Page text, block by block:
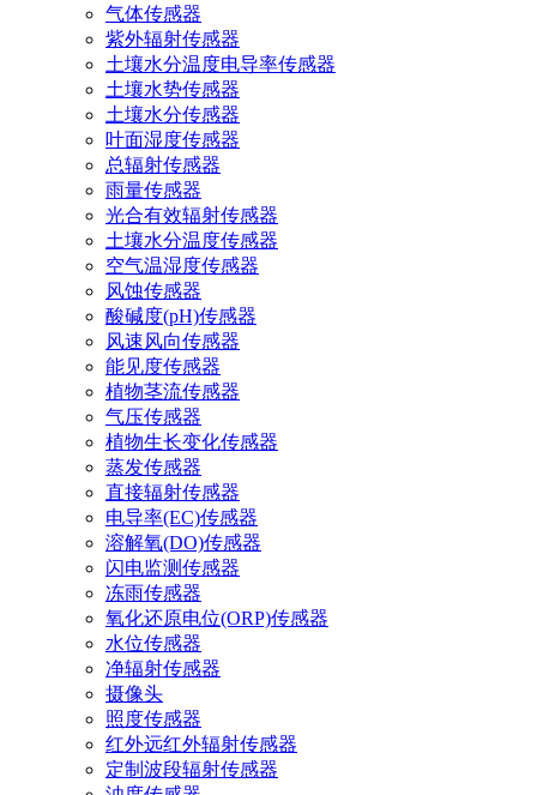
气体传感器
紫外辐射传感器
土壤水分温度电导率传感器
土壤水势传感器
土壤水分传感器
叶面湿度传感器
总辐射传感器
雨量传感器
光合有效辐射传感器
土壤水分温度传感器
空气温湿度传感器
风蚀传感器
酸碱度(pH)传感器
风速风向传感器
能见度传感器
植物茎流传感器
气压传感器
植物生长变化传感器
蒸发传感器
直接辐射传感器
电导率(EC)传感器
溶解氧(DO)传感器
闪电监测传感器
冻雨传感器
氧化还原电位(ORP)传感器
水位传感器
净辐射传感器
摄像头
照度传感器
红外远红外辐射传感器
定制波段辐射传感器